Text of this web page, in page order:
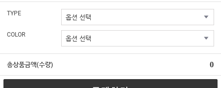
TYPE
COLOR
총상품금액(수량) 0